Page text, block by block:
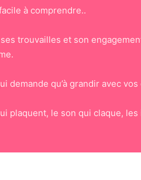
à comprendre..
trouvailles et son
demande qu’à grandir avec
plaquent, le son qui claque,